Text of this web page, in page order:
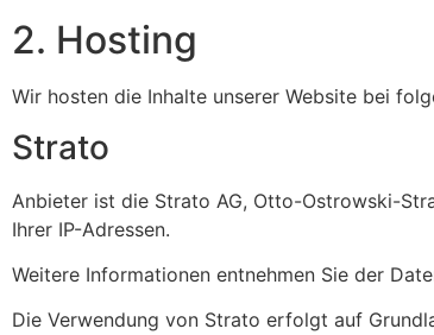
2. Hosting
Wir hosten die Inhalte unserer Website bei
Strato
Anbieter ist die Strato AG, Otto-Ostrowski-
Ihrer IP-Adressen.
Weitere Infor­ma­tionen entnehmen Sie der
Die Verwen­dung von Strato erfolgt auf